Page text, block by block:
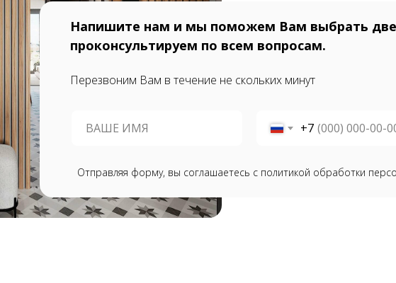
+7
Напишите нам и мы поможем Вам выбрать
проконсультируем по всем вопросам.
Перезвоним Вам в течение не скольких минут
Отправляя форму, вы соглашаетесь с политикой обработки